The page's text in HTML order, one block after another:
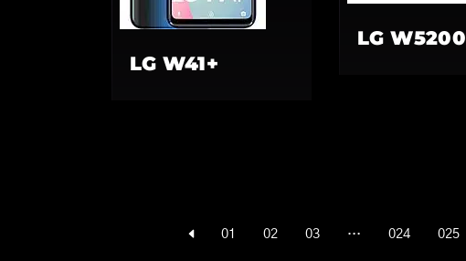
LG W41+
LG W5200
01 02 03 … 024 025